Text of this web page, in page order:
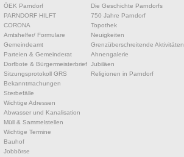
ÖEK Parndorf
PARNDORF HILFT
CORONA
Amtshelfer/ Formulare
Gemeindeamt
Parteien & Gemeinderat
Dorfbote & Bürgermeisterbrief
Sitzungsprotokoll GRS
Bekanntmachungen
Sterbefälle
Wichtige Adressen
Abwasser und Kanalisation
Müll & Sammelstellen
Wichtige Termine
Bauhof
Jobbörse
Die Geschichte Parndorfs
750 Jahre Parndorf
Topothek
Neuigkeiten
Grenzüberschreitende Aktivitäten
Ahnengalerie
Jubiläen
Religionen in Parndorf